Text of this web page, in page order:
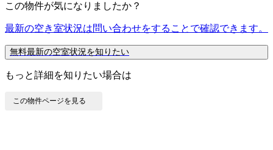
この物件が気になりましたか？
最新の空き室状況は問い合わせをすることで確認できます。
無料最新の空室状況を知りたい
もっと詳細を知りたい場合は
この物件ページを見る